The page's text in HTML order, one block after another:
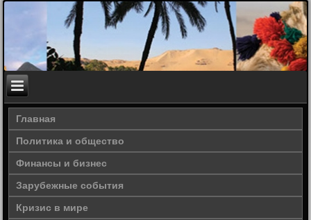
Главная
Политика и общество
Финансы и бизнес
Зарубежные события
Кризис в мире